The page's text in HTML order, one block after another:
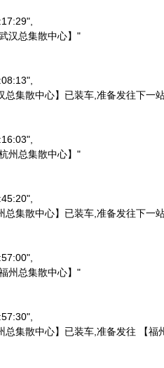
武汉总集散中心】"
武汉总集散中心】已装车,准备发往下一
杭州总集散中心】"
杭州总集散中心】已装车,准备发往下一
福州总集散中心】"
福州总集散中心】已装车,准备发往 【